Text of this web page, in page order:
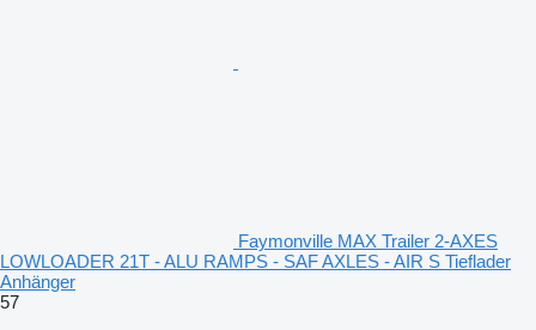
Faymonville MAX Trailer 2-AXES
LOWLOADER 21T - ALU RAMPS - SAF AXLES - AIR S Tieflader
Anhänger
57